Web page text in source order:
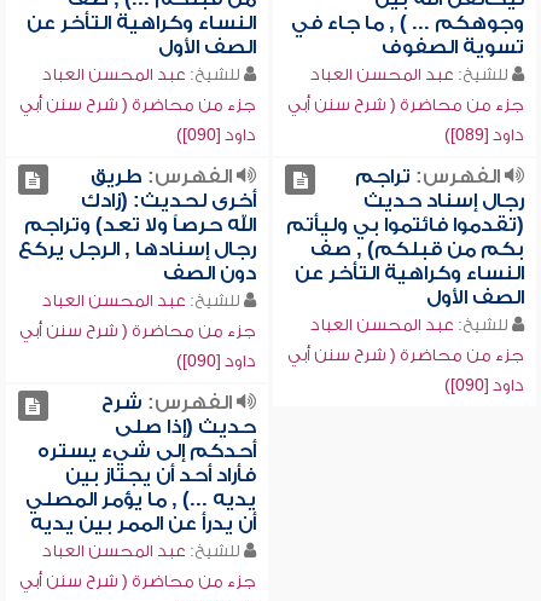
وجوهكم ... ) , ما جاء في
تسوية الصفوف
للشيخ: عبد المحسن العباد
جزء من محاضرة ( شرح سنن أبي
داود [089])
النساء وكراهية التأخر عن
الصف الأول
للشيخ: عبد المحسن العباد
جزء من محاضرة ( شرح سنن أبي
داود [090])
الفهرس: تراجم
رجال إسناد حديث
(تقدموا فائتموا بي وليأتم
بكم من قبلكم) , صف
النساء وكراهية التأخر عن
الصف الأول
للشيخ: عبد المحسن العباد
جزء من محاضرة ( شرح سنن أبي
داود [090])
الفهرس: طريق
أخرى لحديث: (زادك
الله حرصاً ولا تعد) وتراجم
رجال إسنادها , الرجل يركع
دون الصف
للشيخ: عبد المحسن العباد
جزء من محاضرة ( شرح سنن أبي
داود [090])
الفهرس: شرح
حديث (إذا صلى
أحدكم إلى شيء يستره
فأراد أحد أن يجتاز بين
يديه ...) , ما يؤمر المصلي
أن يدرأ عن الممر بين يديه
للشيخ: عبد المحسن العباد
جزء من محاضرة ( شرح سنن أبي